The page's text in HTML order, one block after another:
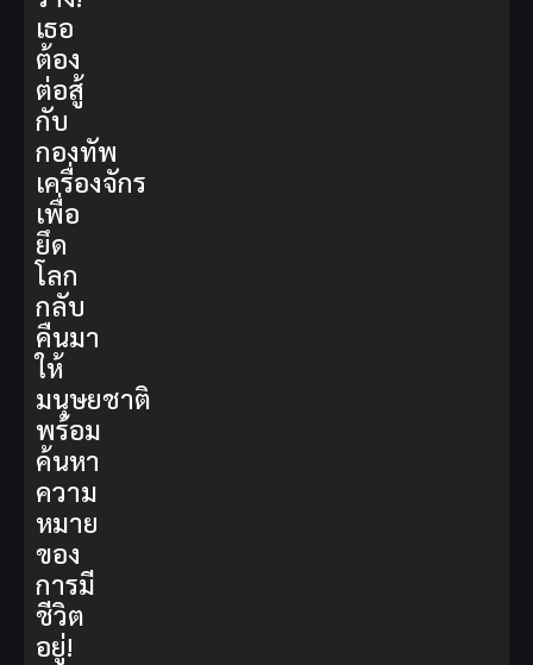
เธอ
ต้อง
ต่อสู้
กับ
กองทัพ
เครื่องจักร
เพื่อ
ยึด
โลก
กลับ
คืนมา
ให้
มนุษยชาติ
พร้อม
ค้นหา
ความ
หมาย
ของ
การมี
ชีวิต
อยู่!